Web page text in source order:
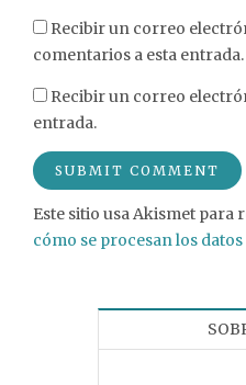
Recibir un correo
comentarios a esta entrada.
Recibir un correo
entrada.
Este sitio usa Akismet para
cómo se procesan los